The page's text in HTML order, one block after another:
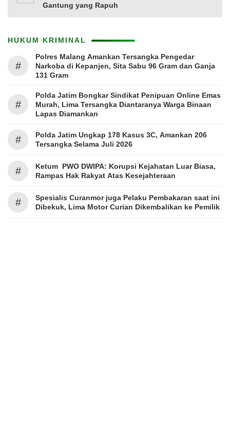
Gantung yang Rapuh
HUKUM KRIMINAL
#
Polres Malang Amankan Tersangka Pengedar
Narkoba di Kepanjen, Sita Sabu 96 Gram dan Ganja
131 Gram
#
Polda Jatim Bongkar Sindikat Penipuan Online Emas
Murah, Lima Tersangka Diantaranya Warga Binaan
Lapas Diamankan
#
Polda Jatim Ungkap 178 Kasus 3C, Amankan 206
Tersangka Selama Juli 2026
#
Ketum PWO DWIPA: Korupsi Kejahatan Luar Biasa,
Rampas Hak Rakyat Atas Kesejahteraan
#
Spesialis Curanmor juga Pelaku Pembakaran saat ini
Dibekuk, Lima Motor Curian Dikembalikan ke Pemilik